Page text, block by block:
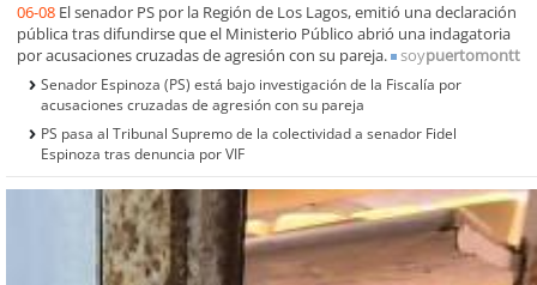
06-08 El senador PS por la Región de Los Lagos, emitió una declaración
pública tras difundirse que el Ministerio Público abrió una indagatoria
por acusaciones cruzadas de agresión con su pareja.
soypuertomontt
Senador Espinoza (PS) está bajo investigación de la Fiscalía por
acusaciones cruzadas de agresión con su pareja
PS pasa al Tribunal Supremo de la colectividad a senador Fidel
Espinoza tras denuncia por VIF